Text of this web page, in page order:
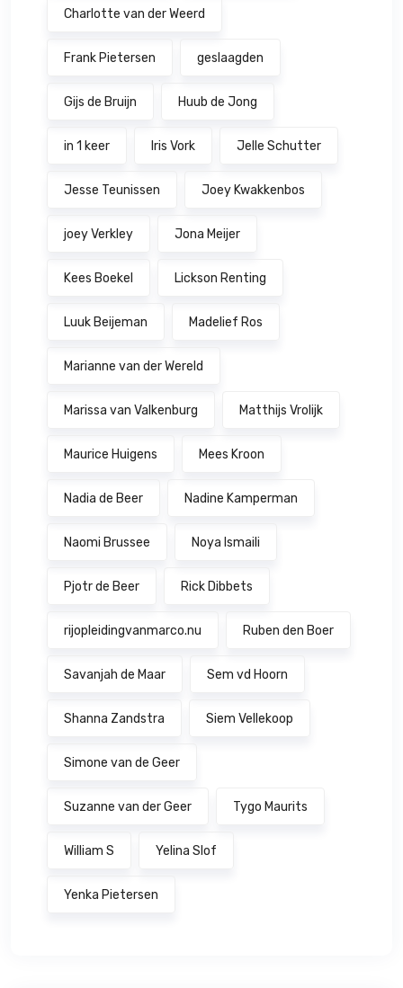
Charlotte van der Weerd
Frank Pietersen geslaagden
Gijs de Bruijn Huub de Jong
in 1 keer Iris Vork Jelle Schutter
Jesse Teunissen Joey Kwakkenbos
joey Verkley Jona Meijer
Kees Boekel Lickson Renting
Luuk Beijeman Madelief Ros
Marianne van der Wereld
Marissa van Valkenburg Matthijs Vrolijk
Maurice Huigens Mees Kroon
Nadia de Beer Nadine Kamperman
Naomi Brussee Noya Ismaili
Pjotr de Beer Rick Dibbets
rijopleidingvanmarco.nu Ruben den Boer
Savanjah de Maar Sem vd Hoorn
Shanna Zandstra Siem Vellekoop
Simone van de Geer
Suzanne van der Geer Tygo Maurits
William S Yelina Slof
Yenka Pietersen